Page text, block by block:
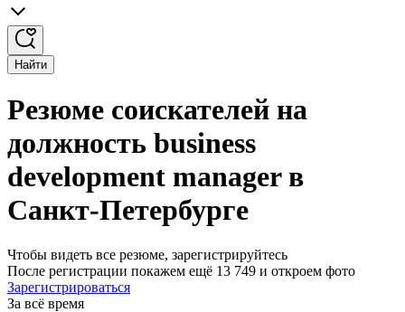
Найти
Резюме соискателей на
должность business
development manager в
Санкт-Петербурге
Чтобы видеть все резюме, зарегистрируйтесь
После регистрации покажем ещё 13 749 и откроем фото
Зарегистрироваться
За всё время